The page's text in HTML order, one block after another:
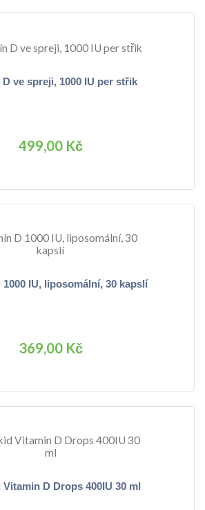
ve spreji, 1000 IU per střik
499,00 Kč
1000 IU, liposomální, 30 kapslí
369,00 Kč
D Drops 400IU 30 ml